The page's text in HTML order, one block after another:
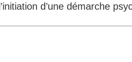
d’une démarche